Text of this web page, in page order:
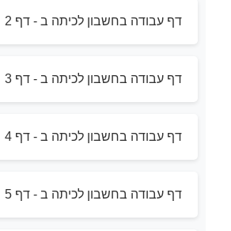
דף עבודה בחשבון לכיתה ב - דף 2
דף עבודה בחשבון לכיתה ב - דף 3
דף עבודה בחשבון לכיתה ב - דף 4
דף עבודה בחשבון לכיתה ב - דף 5